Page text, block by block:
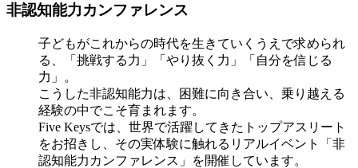
非認知能力カンファレンス
子どもがこれからの時代を生きていくうえで求められ
る、「挑戦する力」「やり抜く力」「自分を信じる
力」。
こうした非認知能力は、困難に向き合い、乗り越える
経験の中でこそ育まれます。
Five Keysでは、世界で活躍してきたトップアスリート
をお招きし、その実体験に触れるリアルイベント「非
認知能力カンファレンス」を開催しています。